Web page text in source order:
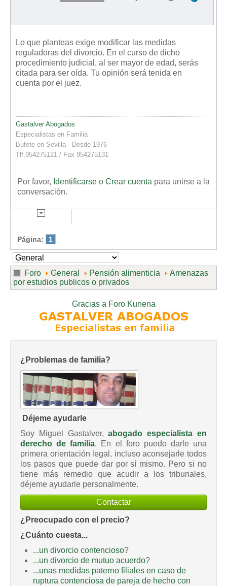
Lo que planteas exige modificar las medidas
reguladoras del divorcio. En el curso de dicho
procedimiento judicial, al ser mayor de edad, serás
citada para ser oída. Tu opinión será tenida en
cuenta por el juez.
Gastalver Abogados
Especialistas en Familia
Bufete en Sevilla · Desde 1976
Tlf.954275121 / Fax 954275131
Por favor, Identificarse o Crear cuenta para unirse a la
conversación.
Página: 1
Foro General Pensión alimenticia
Amenazas
por estudios publicos o privados
Gracias a Foro Kunena
¿Problemas de familia?
Déjeme ayudarle
Soy Miguel Gastalver,abogado especialista en
derecho de familia. En el foro puedo darle una
primera orientación legal, incluso aconsejarle todos
los pasos que puede dar por sí mismo. Pero si no
tiene más remedio que acudir a los tribunales,
déjeme ayudarle personalmente.
Contactar
¿Preocupado con el precio?
¿Cuánto cuesta...
...un divorcio contencioso?
...un divorcio de mutuo acuerdo?
...unas medidas paterno filiales en caso de
ruptura contenciosa de pareja de hecho con